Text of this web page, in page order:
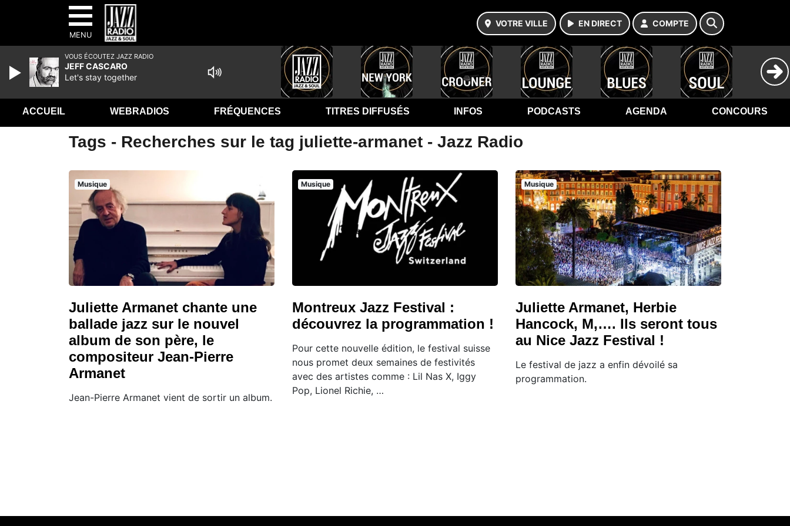
MENU
VOTRE VILLE EN DIRECT COMPTE
ACCUEIL WEBRADIOS FRÉQUENCES TITRES DIFFUSÉS INFOS PODCASTS AGENDA CONCOURS
Tags - Recherches sur le tag juliette-armanet - Jazz Radio
Musique
Juliette Armanet chante une
ballade jazz sur le nouvel
album de son père, le
compositeur Jean-Pierre
Armanet
Jean-Pierre Armanet vient de sortir un album.
Musique
Montreux Jazz Festival :
découvrez la programmation !
Pour cette nouvelle édition, le festival suisse
nous promet deux semaines de festivités
avec des artistes comme : Lil Nas X, Iggy
Pop, Lionel Richie, …
Musique
Juliette Armanet, Herbie
Hancock, M,…. Ils seront tous
au Nice Jazz Festival !
Le festival de jazz a enfin dévoilé sa
programmation.
VOUS ÉCOUTEZ JAZZ RADIO
JEFF CASCARO
Let's stay together